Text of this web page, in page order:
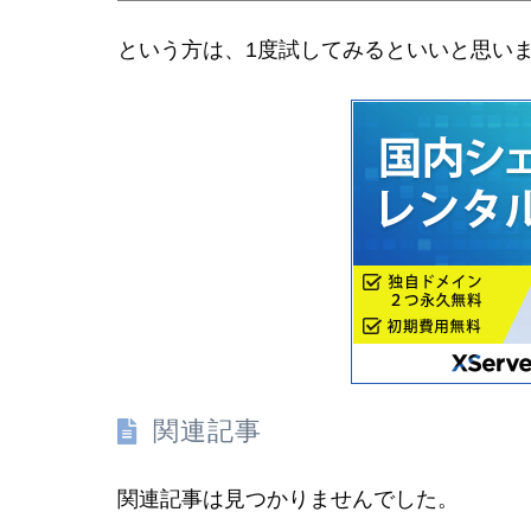
という方は、1度試してみるといいと思い
関連記事
関連記事は見つかりませんでした。